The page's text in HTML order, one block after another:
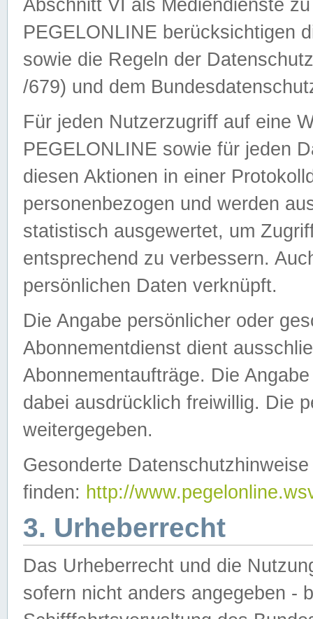
Abschnitt VI als Mediendienste
PEGELONLINE berücksichtigen
sowie die Regeln der
/679) und dem
Für jeden Nutzerzugriff auf eine
PEGELONLINE sowie für jeden
diesen Aktionen in einer
personenbezogen und werden
statistisch ausgewertet, um
entsprechend zu verbessern.
persönlichen Daten verknüpft.
Die Angabe persönlicher oder
Abonnementdienst dient
Abonnementaufträge. Die
dabei ausdrücklich freiwillig. Die
weitergegeben.
Gesonderte
finden: http://
3. Urheberrecht
Das Urheberrecht und die
sofern nicht anders angegeben -